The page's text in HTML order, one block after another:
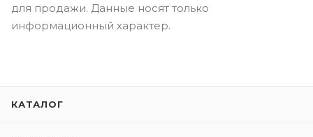
для продажи. Данные носят только
информационный характер.
КАТАЛОГ